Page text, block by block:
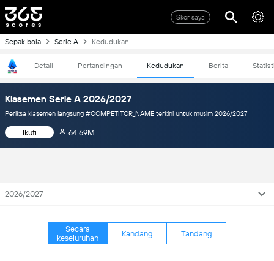
Skor saya
Sepak bola Serie A Kedudukan
Detail Pertandingan Kedudukan Berita
Klasemen Serie A 2026/2027
Periksa klasemen langsung #COMPETITOR_NAME terkini untuk musim 2026/2027
Ikuti 64.69M
2026/2027
Secara
keseluruhan
Kandang Tandang